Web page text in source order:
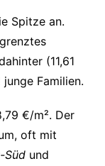
Spitze an.
(11,61
Familien.
€/m². Der
oft mit
Südund